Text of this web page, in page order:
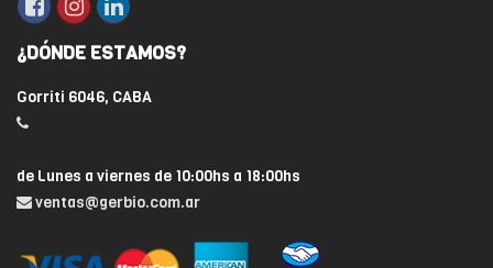
¿DÓNDE ESTAMOS?
Gorriti 6046, CABA
de Lunes a viernes de 10:00hs a 18:00hs
ventas@gerbio.com.ar